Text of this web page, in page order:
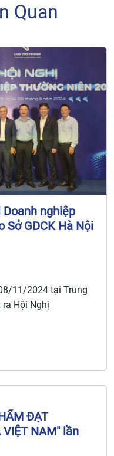
Quan
nghiệp
Sở GDCK Hà Nội
11/2024 tại Trung
Hội Nghị
ĐẠT
VIỆT NAM" lần